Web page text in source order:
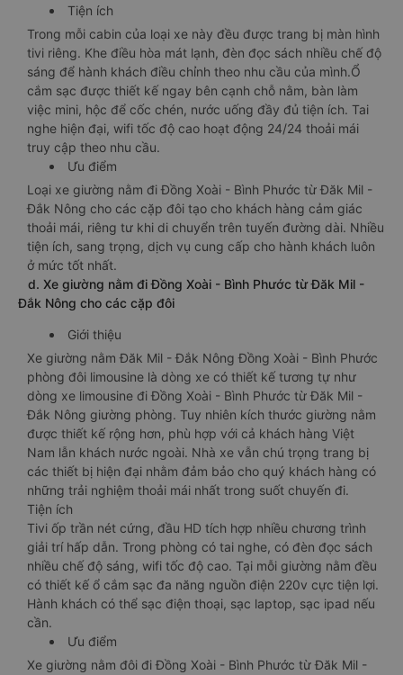
Tiện ích
Trong mỗi cabin của loại xe này đều được trang bị màn hình
tivi riêng. Khe điều hòa mát lạnh, đèn đọc sách nhiều chế độ
sáng để hành khách điều chỉnh theo nhu cầu của mình.Ổ
cắm sạc được thiết kế ngay bên cạnh chỗ nằm, bàn làm
việc mini, hộc để cốc chén, nước uống đầy đủ tiện ích. Tai
nghe hiện đại, wifi tốc độ cao hoạt động 24/24 thoải mái
truy cập theo nhu cầu.
Ưu điểm
Loại xe giường nằm đi Đồng Xoài - Bình Phước từ Đăk Mil -
Đắk Nông cho các cặp đôi tạo cho khách hàng cảm giác
thoải mái, riêng tư khi di chuyển trên tuyến đường dài. Nhiều
tiện ích, sang trọng, dịch vụ cung cấp cho hành khách luôn
ở mức tốt nhất.
d. Xe giường nằm đi Đồng Xoài - Bình Phước từ Đăk Mil -
Đắk Nông cho các cặp đôi
Giới thiệu
Xe giường nằm Đăk Mil - Đắk Nông Đồng Xoài - Bình Phước
phòng đôi limousine là dòng xe có thiết kế tương tự như
dòng xe limousine đi Đồng Xoài - Bình Phước từ Đăk Mil -
Đắk Nông giường phòng. Tuy nhiên kích thước giường nằm
được thiết kế rộng hơn, phù hợp với cả khách hàng Việt
Nam lẫn khách nước ngoài. Nhà xe vẫn chú trọng trang bị
các thiết bị hiện đại nhằm đảm bảo cho quý khách hàng có
những trải nghiệm thoải mái nhất trong suốt chuyến đi.
Tiện ích
Tivi ốp trần nét cứng, đầu HD tích hợp nhiều chương trình
giải trí hấp dẫn. Trong phòng có tai nghe, có đèn đọc sách
nhiều chế độ sáng, wifi tốc độ cao. Tại mỗi giường nằm đều
có thiết kế ổ cắm sạc đa năng nguồn điện 220v cực tiện lợi.
Hành khách có thể sạc điện thoại, sạc laptop, sạc ipad nếu
cần.
Ưu điểm
Xe giường nằm đôi đi Đồng Xoài - Bình Phước từ Đăk Mil -